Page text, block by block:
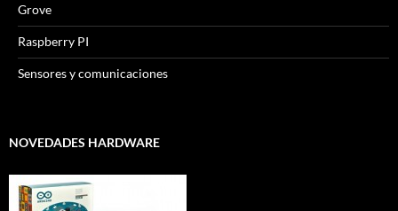
Grove
Raspberry PI
Sensores y comunicaciones
NOVEDADES HARDWARE